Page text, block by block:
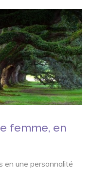
femme, en
en une personnalité